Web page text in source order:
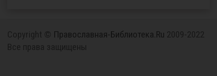
Православная-Библиотека.Ru